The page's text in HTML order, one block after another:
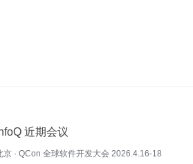
近期会议
京 · QCon 全球软件开发大会 2026.4.16-18